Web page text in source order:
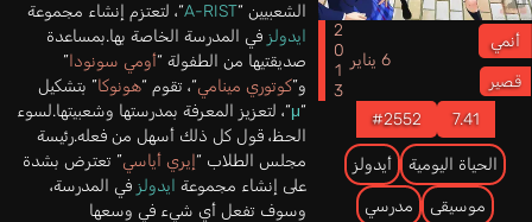
أنمي
قصير
6 يناير 2013
7.41
#2552
الحياة اليومية أيدولز
موسيقى مدرسي
الشعبيين “A-RIST“، لتعتزم إنشاء مجموعة
ايدولز في المدرسة الخاصة بها.بمساعدة
صديقتيها من الطفولة “أومي سونودا”
و”كوتوري مينامي“، تقوم “هونوكا” بتشكيل
“
μ“، لتعزيز المعرفة بمدرستها وشعبيتها.لسوء
الحظ، قول كل ذلك أسهل من فعله.رئيسة
مجلس الطلاب “إيري أياسي” تعترض بشدة
على إنشاء مجموعة ايدولز في المدرسة،
وسوف تفعل أي شيء في وسعها